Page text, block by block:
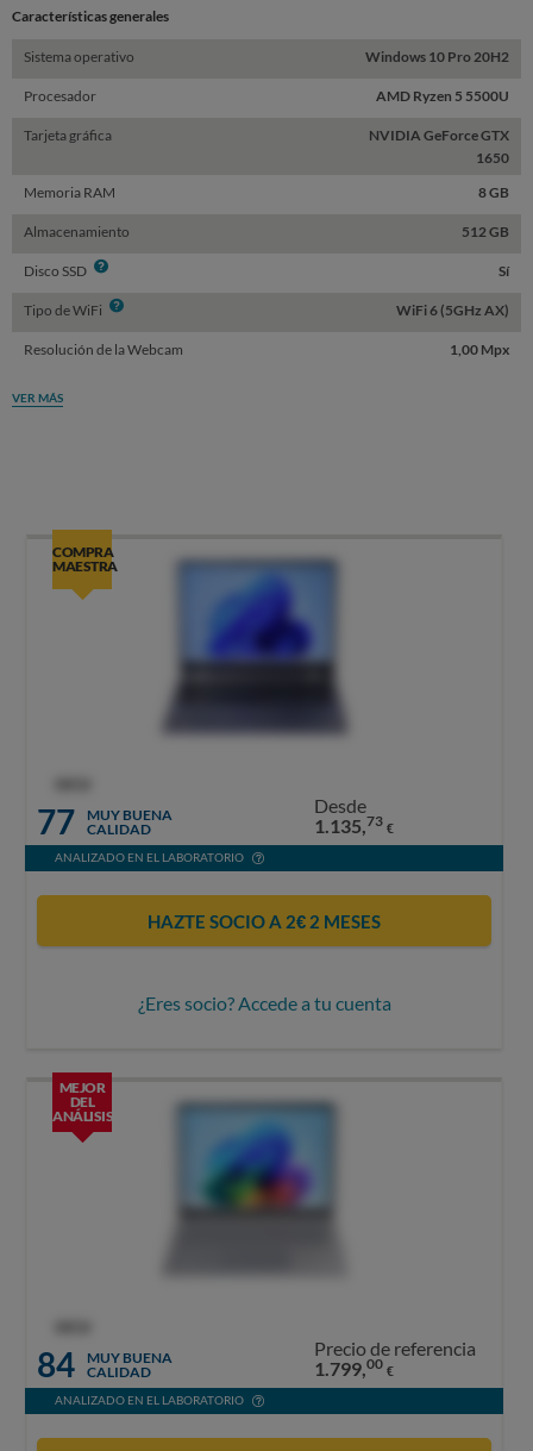
Características generales
Sistema operativo Windows 10 Pro 20H2
Procesador AMD Ryzen 5 5500U
Tarjeta gráfica
NVIDIA GeForce GTX
1650
Memoria RAM
8 GB
Almacenamiento 512 GB
Disco SSD Info Sí
Tipo de WiFi Info WiFi 6 (5GHz AX)
Resolución de la Webcam 1,00 Mpx
VER MÁS
COMPRA
MAESTRA
77
MUY BUENA
CALIDAD
Desde
1.135,73 €
ANALIZADO EN EL LABORATORIO
HAZTE SOCIO A 2€ 2 MESES
¿Eres socio? Accede a tu cuenta
MEJOR
DEL
ANÁLISIS
84
MUY BUENA
CALIDAD
Precio de referencia
1.799,00 €
ANALIZADO EN EL LABORATORIO